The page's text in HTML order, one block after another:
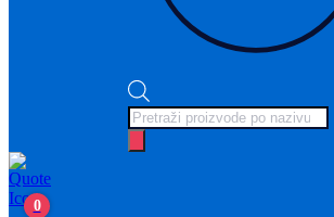
Products
search
0